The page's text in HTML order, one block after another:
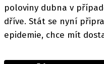
poloviny dubna v
dříve. Stát se nyní
epidemie, chce mít